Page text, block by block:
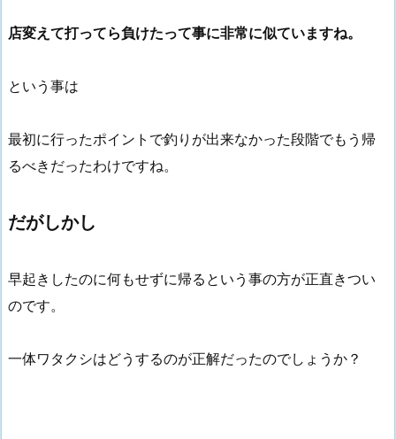
店変えて打ってら負けたって事に非常に似ていますね。
という事は
最初に行ったポイントで釣りが出来なかった段階でもう帰
るべきだったわけですね。
だがしかし
早起きしたのに何もせずに帰るという事の方が正直きつい
のです。
一体ワタクシはどうするのが正解だったのでしょうか？